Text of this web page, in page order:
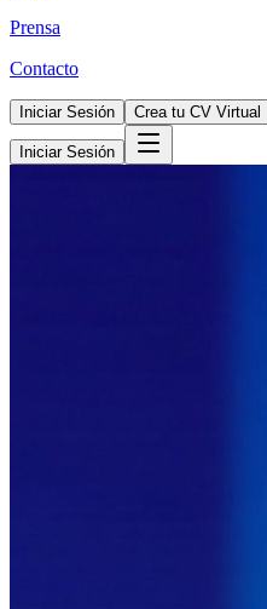
Prensa
Contacto
Iniciar Sesión Crea tu CV Virtual
Iniciar Sesión